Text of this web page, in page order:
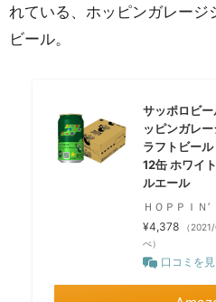
れている、ホッピンガレージ
ビール。
サッポロビ
ッピンガレ
ラフトビー
12缶 ホワイ
ルエール
ＨＯＰＰＩＮ
¥4,378
（
べ）
口コミを